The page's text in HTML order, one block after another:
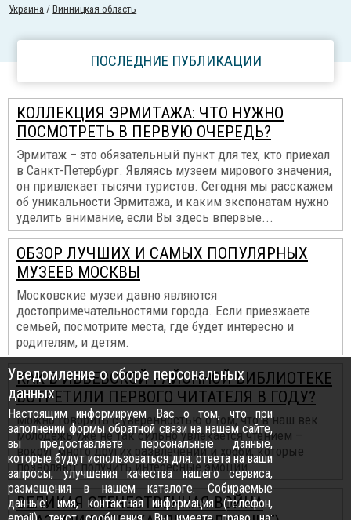
Украина /Винницкая область
ПОСЛЕДНИЕ ПУБЛИКАЦИИ
КОЛЛЕКЦИЯ ЭРМИТАЖА: ЧТО НУЖНО
ПОСМОТРЕТЬ В ПЕРВУЮ ОЧЕРЕДЬ?
Эрмитаж – это обязательный пункт для тех, кто приехал
в Санкт-Петербург. Являясь музеем мирового значения,
он привлекает тысячи туристов. Сегодня мы расскажем
об уникальности Эрмитажа, и каким экспонатам нужно
уделить внимание, если Вы здесь впервые...
ОБЗОР ЛУЧШИХ И САМЫХ ПОПУЛЯРНЫХ
МУЗЕЕВ МОСКВЫ
Московские музеи давно являются
достопримечательностями города. Если приезжаете
семьей, посмотрите места, где будет интересно и
родителям, и детям.
КАК В ИВЬЕВСКОЙ РАЙОННОЙ БИБЛИОТЕКЕ
ВСТРЕТИЛИ ПЕРВОГО ЧИТАТЕЛЯ В ГОДУ?
Можно говорить с уверенностью о том, что в наш век
молодежь уже не так сильно увлекается чтением –
вокруг много других развлечений и хобби, которые
позволяют получить интересные эмоции...
ВЕЛИКАЯ ОТЕЧЕСТВЕННАЯ ВОЙНА
Уведомление о сборе персональных
данных
Настоящим информируем Вас о том, что при
заполнении формы обратной связи на нашем сайте,
вы предоставляете персональные данные,
которые будут использоваться для: ответа на ваши
запросы, улучшения качества нашего сервиса,
размещения в нашем каталоге. Собираемые
данные: имя, контактная информация (телефон,